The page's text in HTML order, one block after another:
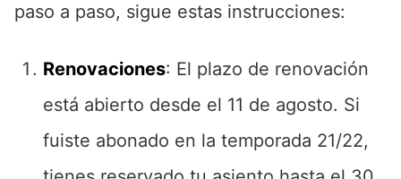
paso a paso, sigue estas instrucciones:
Renovaciones: El plazo de renovación
está abierto desde el 11 de agosto. Si
fuiste abonado en la temporada 21/22,